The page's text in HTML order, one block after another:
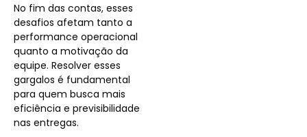
No fim das contas, esses
desafios afetam tanto a
performance operacional
quanto a motivação da
equipe. Resolver esses
gargalos é fundamental
para quem busca mais
eficiência e previsibilidade
nas entregas.